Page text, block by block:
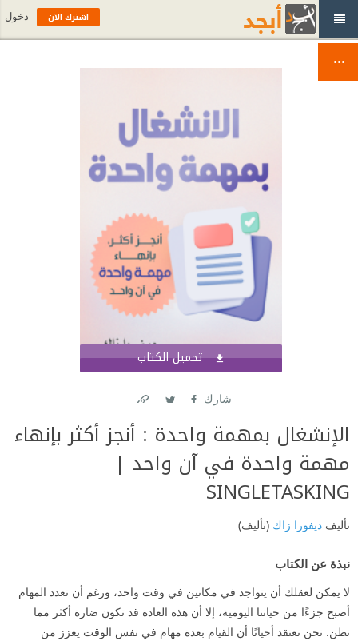
تحميل الكتاب
شارك
‎الإنشغال بمهمة واحدة : أنجز أكثر بإنهاء
مهمة واحدة في آن واحد |
SINGLETASKING
تأليف ديفورا زاك (تأليف)
نبذة عن الكتاب
لا يمكن لعقلك أن يتواجد في مكانين في وقت واحد، ورغم أن تعدد المهام
أصبح جزءًا من حياتنا اليومية، إلا أن هذه العادة قد تكون ضارة أكثر مما
نظن. نحن نعتقد أحيانًا أن القيام بعدة مهام في نفس الوقت يعزز من
اشترك الآن دخول